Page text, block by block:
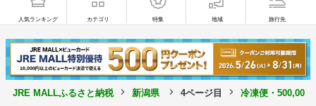
人気ランキング カテゴリ 特集 地域 旅行先
JRE MALLふるさと納税 新潟県 4ページ目 冷凍便・500,001